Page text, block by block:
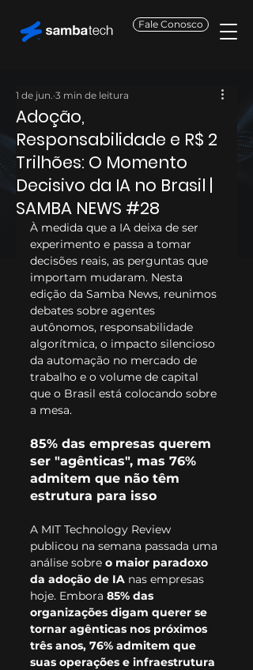
Fale Conosco
Adoção,
Responsabilidade e R$ 2
Trilhões: O Momento
Decisivo da IA no Brasil |
SAMBA NEWS #28
1 de jun. 3 min de leitura
À medida que a IA deixa de ser
experimento e passa a tomar
decisões reais, as perguntas que
importam mudaram. Nesta
edição da Samba News, reunimos
debates sobre agentes
autônomos, responsabilidade
algorítmica, o impacto silencioso
da automação no mercado de
trabalho e o volume de capital
que o Brasil está colocando sobre
a mesa.
85% das empresas querem
ser "agênticas", mas 76%
admitem que não têm
estrutura para isso
A MIT Technology Review
publicou na semana passada uma
análise sobre o maior paradoxo
da adoção de IA nas empresas
hoje. Embora 85% das
organizações digam querer se
tornar agênticas nos próximos
três anos, 76% admitem que
suas operações e infraestrutura